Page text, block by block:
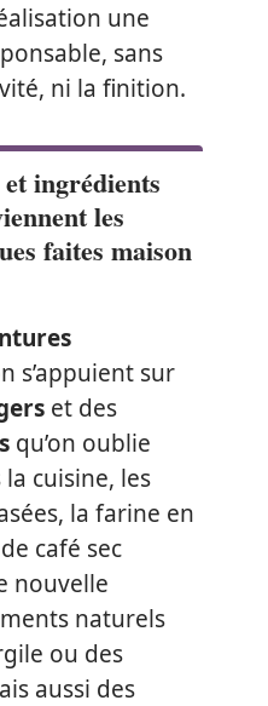
une
sans
ni la finition.
ingrédients
les
faites maison
s’appuient sur
et des
qu’on oublie
cuisine, les
la farine en
café sec
nouvelle
naturels
ou des
aussi des